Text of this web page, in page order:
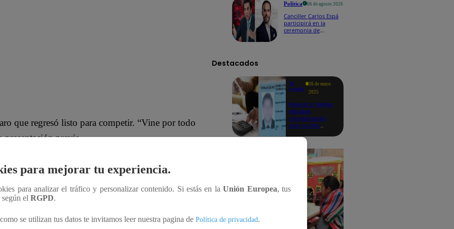
que regresó listo para competir. “Vine por todo
presentación previa.
por volver al escenario. “Nervioso,
batalla.
“Máximo respeto para los dos consagrados,
dijo.
Política 06 de agosto 2026
Canciller Carlos Espá
participirá en la
ceremonia de
Destacados
Te
ayudo
26 de mayo
2025
Revisa si tienes
deudas
consultando
con tu DNI:
detalles
para mejorar tu experiencia.
para analizar el tráfico y personalizar contenido. Si estás en laUnión Europea, tus
según el RGPD.
se utilizan tus datos te invitamos leer nuestra pagina de Política de privacidad.